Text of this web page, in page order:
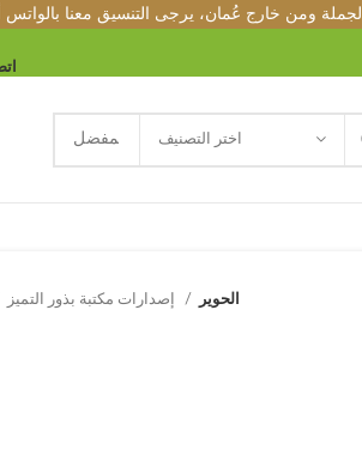
الجملة ومن خارج عُمان، يرجى التنسيق معنا
اختر التصنيف
الحوير